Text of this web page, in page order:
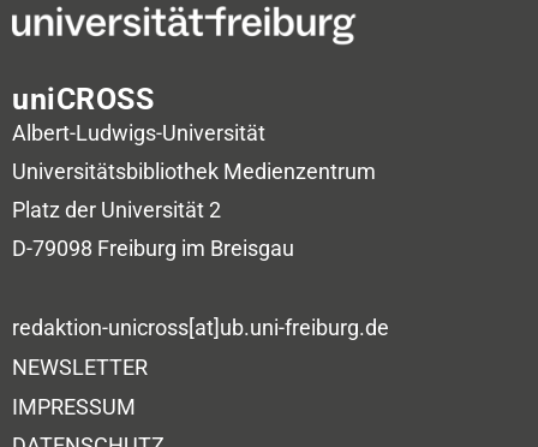
uniCROSS
Albert-Ludwigs-Universität
Universitätsbibliothek Medienzentrum
Platz der Universität 2
D-79098 Freiburg im Breisgau
redaktion-unicross[at]ub.uni-freiburg.de
NEWSLETTER
IMPRESSUM